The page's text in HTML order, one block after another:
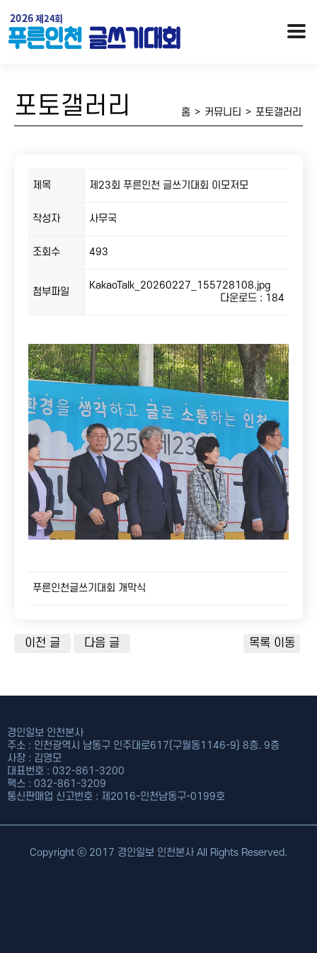
개인접수
단체접수
접수확인
공지사항
언론보도
포토갤러리
자주하는 질문
포토갤러리 홈 > 커뮤니티 > 포토갤러리
제목 제23회 푸른인천 글쓰기대회 이모저모
작성자 사무국
조회수 493
첨부파일
KakaoTalk_20260227_155728108.jpg
다운로드 : 184
푸른인천글쓰기대회 개막식
이전 글 다음 글 목록 이동
경인일보 인천본사
주소 : 인천광역시 남동구 인주대로617(구월동1146-9) 8층. 9층
사장 : 김영모
대표번호 : 032-861-3200
팩스 : 032-861-3209
통신판매업 신고번호 : 제2016-인천남동구-0199호
Copyright ⓒ 2017 경인일보 인천본사 All Rights Reserved.